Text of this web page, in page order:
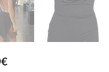
€Le